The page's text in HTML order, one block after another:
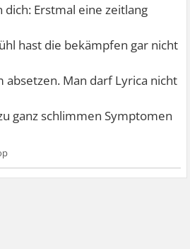
Erstmal eine zeitlang
hast die bekämpfen gar nicht
absetzen. Man darf Lyrica nicht
ganz schlimmen Symptomen